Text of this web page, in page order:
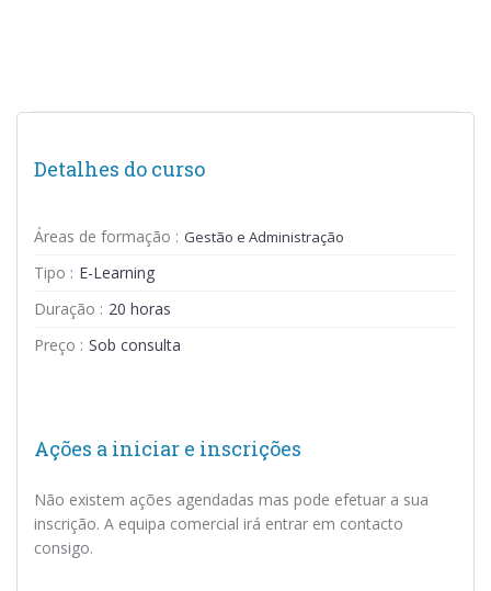
Detalhes do curso
Áreas de formação : Gestão e Administração
Tipo : E-Learning
Duração : 20 horas
Preço : Sob consulta
Ações a iniciar e inscrições
Não existem ações agendadas mas pode efetuar a sua
inscrição. A equipa comercial irá entrar em contacto
consigo.